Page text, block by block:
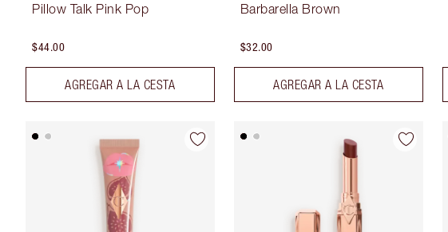
Pillow Talk Pink Pop
$44.00
AGREGAR A LA CESTA
Barbarella Brown
$32.00
AGREGAR A LA CESTA